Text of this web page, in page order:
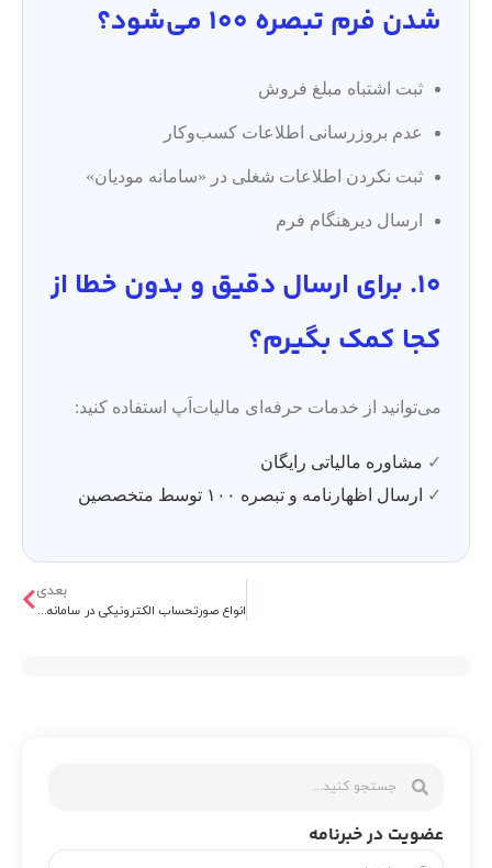
شدن فرم تبصره ۱۰۰ می‌شود؟
ثبت اشتباه مبلغ فروش
عدم بروزرسانی اطلاعات کسب‌وکار
ثبت نکردن اطلاعات شغلی در «سامانه مودیان»
ارسال دیرهنگام فرم
10. برای ارسال دقیق و بدون خطا از
کجا کمک بگیرم؟
می‌توانید از خدمات حرفه‌ای مالیات‌اَپ استفاده کنید:
✓ مشاوره مالیاتی رایگان
✓
ارسال اظهارنامه و تبصره ۱۰۰ توسط متخصصین
بعدی
انواع صورتحساب الکترونیکی در سامانه مودیان + تفاوت‌ها و نکات مهم مالیاتی
عضویت در خبرنامه